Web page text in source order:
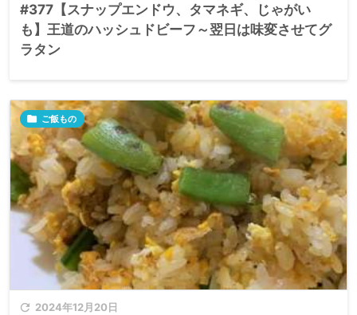
#377【スナップエンドウ、タマネギ、じゃがい
も】王道のハッシュドビーフ～翌日は味変させてグ
ラタン
 2024年12月20日
 ご飯もの